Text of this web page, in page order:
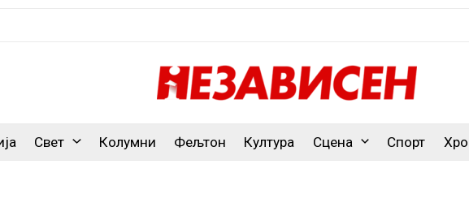
Свет Колумни Фељтон Култура Сцена Спорт